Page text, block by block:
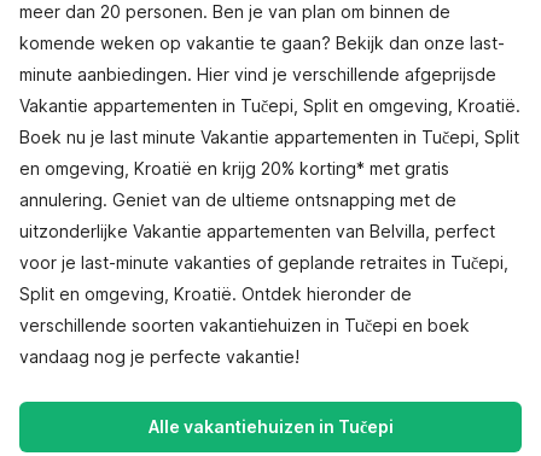
meer dan 20 personen. Ben je van plan om binnen de
komende weken op vakantie te gaan? Bekijk dan onze last-
minute aanbiedingen. Hier vind je verschillende afgeprijsde
Vakantie appartementen in Tučepi, Split en omgeving, Kroatië.
Boek nu je last minute Vakantie appartementen in Tučepi, Split
en omgeving, Kroatië en krijg 20% korting* met gratis
annulering. Geniet van de ultieme ontsnapping met de
uitzonderlijke Vakantie appartementen van Belvilla, perfect
voor je last-minute vakanties of geplande retraites in Tučepi,
Split en omgeving, Kroatië. Ontdek hieronder de
verschillende soorten vakantiehuizen in Tučepi en boek
vandaag nog je perfecte vakantie!
Alle vakantiehuizen in Tučepi